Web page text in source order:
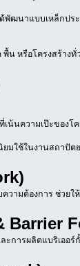
พัฒนาแบบเหล็กปร
น หรือโครงสร้าง
น้นความเป๊ะของโค
ยมใช้ในงานสถาปั
ามต้องการ ช่วย
Barrier
การผลิตแบริเออ